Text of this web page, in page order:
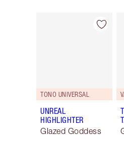
Artículo 1 de
TONO UNIVERSAL
UNREAL
HIGHLIGHTER
Glazed Goddess